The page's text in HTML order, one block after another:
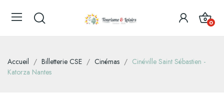
0
Accueil Billetterie CSE Cinémas
Cinéville Saint Sébastien -
Katorza Nantes